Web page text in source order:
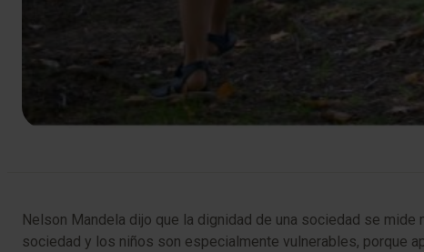
Nelson Mandela dijo que la dignidad de una sociedad se
sociedad y los niños son especialmente vulnerables, porque